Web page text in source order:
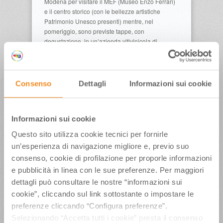
Consenso Dettagli Informazioni sui cookie
Informazioni sui cookie
Questo sito utilizza cookie tecnici per fornirle
un’esperienza di navigazione migliore e, previo suo
consenso, cookie di profilazione per proporle informazioni
e pubblicità in linea con le sue preferenze. Per maggiori
dettagli può consultare le nostre “informazioni sui
cookie”, cliccando sul link sottostante o impostare le
preferenze cliccando “Configura preferenze”.
Selezionando “Accetta tutti i cookie” presta il consenso
e il centro storico (con le bellezze artistiche
Patrimonio Unesco presenti) mentre, nel
pomeriggio, sono previste tappe, con
degustazione, in un’azienda vitivinicola di
Lunedì mattina 21 sosta a Polesine Parmense, in
un caseificio di Parmigiano Reggiano, prima di
raggiungere la vicina “Antica Corte Pallavicina”
per visitare le cantine di stagionatura del
lezione di cucina, sulla pasta tirata al matterello,
per poi raggiungere Parma dove, martedì 22
maggio, si svolgerà un tour guidato alla scoperta
delle bellezze del centro storico.
A fine mattina, al “Palace Hotel Sina Maria
Luigia”, sono previsti brevi incontri commerciali
tra i 7 tour operator americani ed il gruppo di 15
operatori turistici emiliano romagnoli presenti in
febbraio a New York. Nel pomeriggio, dopo il
trasferimento a Bologna, gli ospiti americani
andranno alla scoperta del Parco Agroalimentare